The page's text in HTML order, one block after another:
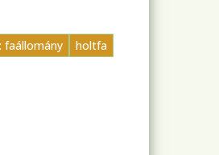
faállomány
holtfa